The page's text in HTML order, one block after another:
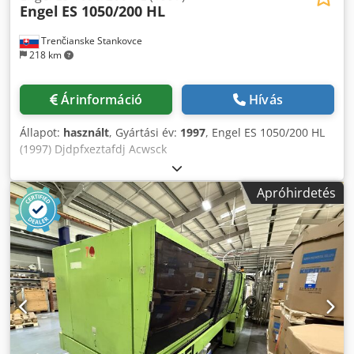
Trenčianske Stankovce
218 km
Engel ES 1050/200 HL
Árinformáció Hívás
Állapot: használt, Gyártási év: 1997, Engel ES 1050/200 HL
(1997) Djdpfxeztafdj Acwsck
Apróhirdetés